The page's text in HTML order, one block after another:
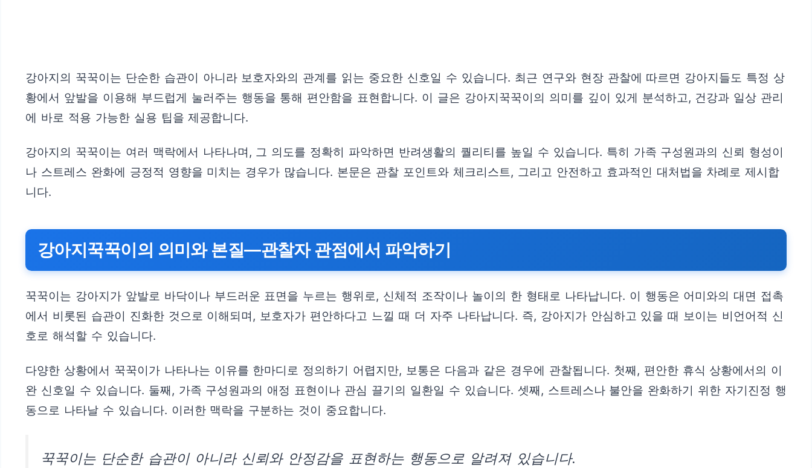
강아지의 꾹꾹이는 단순한 습관이 아니라 보호자와의 관계를 읽는 중요한 신호일 수 있습니다. 최근 연구와 현장 관찰에 따르면 강아지들도 특정 상
황에서 앞발을 이용해 부드럽게 눌러주는 행동을 통해 편안함을 표현합니다. 이 글은 강아지꾹꾹이의 의미를 깊이 있게 분석하고, 건강과 일상 관리
에 바로 적용 가능한 실용 팁을 제공합니다.
강아지의 꾹꾹이는 여러 맥락에서 나타나며, 그 의도를 정확히 파악하면 반려생활의 퀄리티를 높일 수 있습니다. 특히 가족 구성원과의 신뢰 형성이
나 스트레스 완화에 긍정적 영향을 미치는 경우가 많습니다. 본문은 관찰 포인트와 체크리스트, 그리고 안전하고 효과적인 대처법을 차례로 제시합
니다.
강아지꾹꾹이의 의미와 본질—관찰자 관점에서 파악하기
꾹꾹이는 강아지가 앞발로 바닥이나 부드러운 표면을 누르는 행위로, 신체적 조작이나 놀이의 한 형태로 나타납니다. 이 행동은 어미와의 대면 접촉
에서 비롯된 습관이 진화한 것으로 이해되며, 보호자가 편안하다고 느낄 때 더 자주 나타납니다. 즉, 강아지가 안심하고 있을 때 보이는 비언어적 신
호로 해석할 수 있습니다.
다양한 상황에서 꾹꾹이가 나타나는 이유를 한마디로 정의하기 어렵지만, 보통은 다음과 같은 경우에 관찰됩니다. 첫째, 편안한 휴식 상황에서의 이
완 신호일 수 있습니다. 둘째, 가족 구성원과의 애정 표현이나 관심 끌기의 일환일 수 있습니다. 셋째, 스트레스나 불안을 완화하기 위한 자기진정 행
동으로 나타날 수 있습니다. 이러한 맥락을 구분하는 것이 중요합니다.
꾹꾹이는 단순한 습관이 아니라 신뢰와 안정감을 표현하는 행동으로 알려져 있습니다.